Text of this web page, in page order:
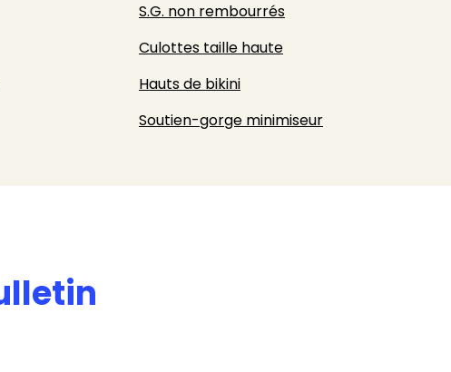
S.G. non rembourrés
Culottes taille haute
Hauts de bikini
Soutien-gorge minimiseur